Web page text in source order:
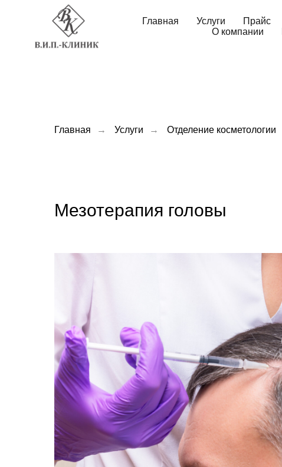
Главная Услуги Прайс
О компании
Главная → Услуги → Отделение косметологии
Мезотерапия головы